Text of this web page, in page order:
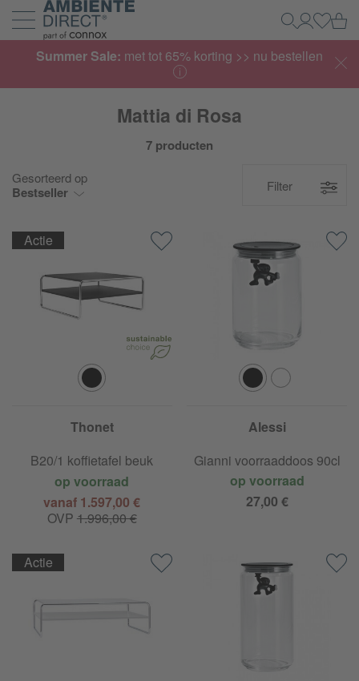
Home
Navigatie uit- en inklappen
Zoeken
Mijn
Summer Sale: met tot 65% korting >> nu bestellen
Mattia di Rosa
7 producten
Gesorteerd op
Bestseller Filter
Thonet
B20/1 koffietafel beuk
op voorraad
vanaf 1.597,00 €
OVP 1.996,00 €
Actie
Alessi
Gianni voorraaddoos 90cl
op voorraad
27,00 €
Actie